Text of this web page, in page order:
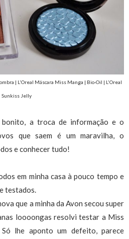
| L'Oreal Máscara Miss Manga | Bio-Oil | L'Oreal
Sunkiss Jelly
a troca de informação e o
que saem é um maravilha, o
e conhecer tudo!
em minha casa à pouco tempo e
testados.
que a minha da Avon secou super
loooongas resolvi testar a Miss
lhe aponto um defeito, parece